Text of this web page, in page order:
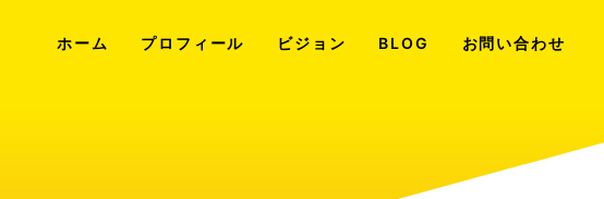
ホーム プロフィール ビジョン BLOG お問い合わせ